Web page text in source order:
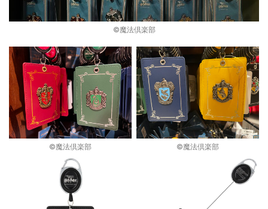
©︎魔法倶楽部
©︎魔法倶楽部 ©︎魔法倶楽部